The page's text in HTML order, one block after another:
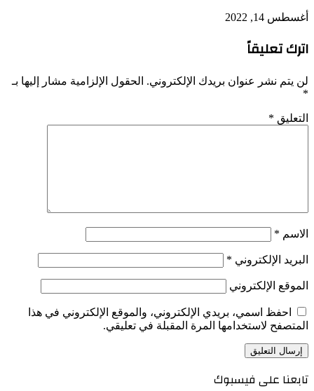
أغسطس 14, 2022
اترك تعليقاً
لن يتم نشر عنوان بريدك الإلكتروني. الحقول الإلزامية مشار إليها بـ
*
التعليق *
الاسم *
البريد الإلكتروني *
الموقع الإلكتروني
احفظ اسمي، بريدي الإلكتروني، والموقع الإلكتروني في هذا
المتصفح لاستخدامها المرة المقبلة في تعليقي.
تابعنا على فيسبوك